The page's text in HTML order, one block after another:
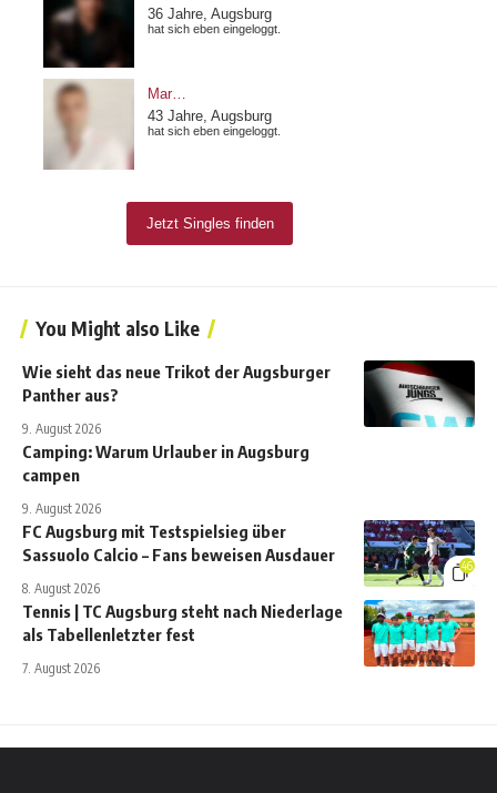
You Might also Like
Wie sieht das neue Trikot der Augsburger
Panther aus?
9. August 2026
Camping: Warum Urlauber in Augsburg
campen
9. August 2026
46
FC Augsburg mit Testspielsieg über
Sassuolo Calcio – Fans beweisen Ausdauer
8. August 2026
Tennis | TC Augsburg steht nach Niederlage
als Tabellenletzter fest
7. August 2026